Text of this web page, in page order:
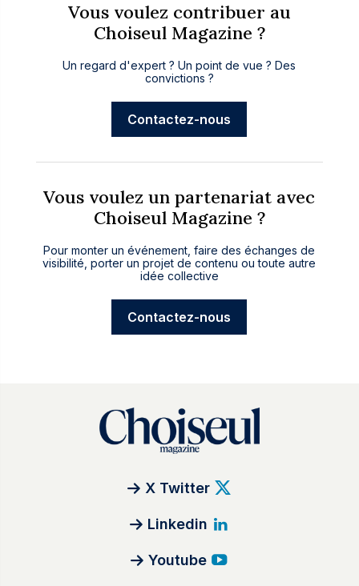
Vous voulez contribuer au
Choiseul Magazine ?
Un regard d'expert ? Un point de vue ? Des
convictions ?
Contactez-nous
Vous voulez un partenariat avec
Choiseul Magazine ?
Pour monter un événement, faire des échanges de
visibilité, porter un projet de contenu ou toute autre
idée collective
Contactez-nous
X Twitter
Linkedin
Youtube